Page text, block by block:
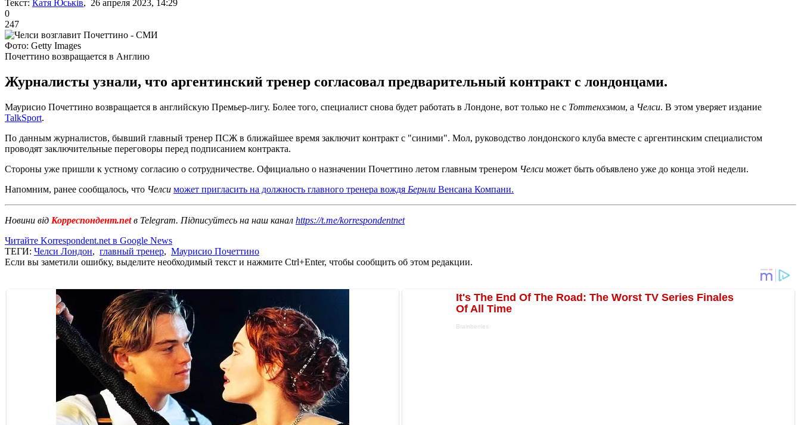
Текст: Катя Юськів, 26 апреля 2023, 14:29
0
247
Фото: Getty Images
Почеттино возвращается в Англию
Журналисты узнали, что аргентинский тренер согласовал предварительный контракт с лондонцами.
Маурисио Почеттино возвращается в английскую Премьер-лигу. Более того, специалист снова будет работать в Лондоне, вот только не с Тоттенхэмом, а Челси. В этом уверяет издание
TalkSport.
По данным журналистов, бывший главный тренер ПСЖ в ближайшее время заключит контракт с "синими". Мол, руководство лондонского клуба вместе с аргентинским специалистом
проводят заключительные переговоры перед подписанием контракта.
Стороны уже пришли к устному согласию о сотрудничестве. Официально о назначении Почеттино летом главным тренером Челси может быть объявлено уже до конца этой недели.
Напомним, ранее сообщалось, что Челси может пригласить на должность главного тренера вождя Бернли Венсана Компани.
Новини від Корреспондент.netв Telegram. Підписуйтесь на наш канал https://t.me/korrespondentnet
Читайте Korrespondent.net в Google News
ТЕГИ: Челси Лондон, главный тренер, Маурисио Почеттино
Если вы заметили ошибку, выделите необходимый текст и нажмите Ctrl+Enter, чтобы сообщить об этом редакции.